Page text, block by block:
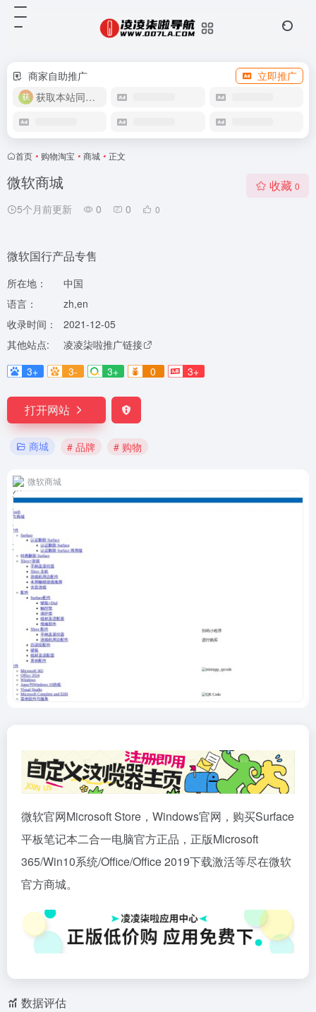
商家自助推广
立即推广
获取本站同款主题
首页 • 购物淘宝 • 商城 • 正文
微软商城
5个月前更新 0 0 0
收藏 0
微软国行产品专售
所在地：
中国
语言：
zh,en
收录时间：
2021-12-05
其他站点:
凌凌柒啦推广链接
3+
3- 3+ 0 3+
打开网站
商城 # 品牌 # 购物
微软商城
微软官网Microsoft Store，Windows官网，购买Surface
平板笔记本二合一电脑官方正品，正版Microsoft
365/Win10系统/Office/Office 2019下载激活等尽在微软
官方商城。
数据评估